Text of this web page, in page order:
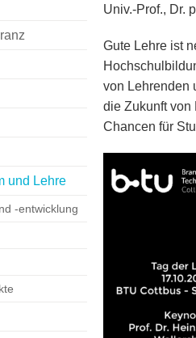
und Lehre
-entwicklung
Univ.-Prof., Dr.
Gute Lehre ist
von Lehrenden
die Zukunft von
Chancen für